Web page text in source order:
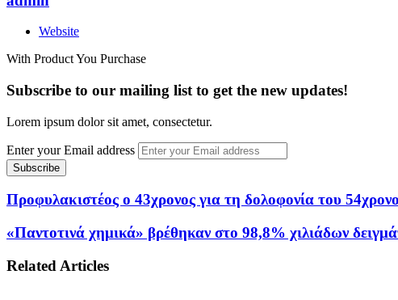
Website
With Product You Purchase
Subscribe to our mailing list to get the new updates!
Lorem ipsum dolor sit amet, consectetur.
Enter your Email address
Προφυλακιστέος ο 43χρονος για τη δολοφονία του
«Παντοτινά χημικά» βρέθηκαν στο 98,8% χιλιάδων
Related Articles